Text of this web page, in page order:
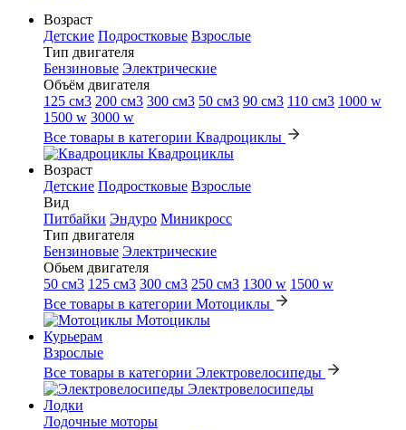
Возраст
Детские Подростковые Взрослые
Тип двигателя
Бензиновые Электрические
Объём двигателя
125 см3 200 см3 300 см3 50 см3 90 см3 110 см3 1000 w
1500 w 3000 w
Все товары в категории Квадроциклы
Квадроциклы
Возраст
Детские Подростковые Взрослые
Вид
Питбайки Эндуро Миникросс
Тип двигателя
Бензиновые Электрические
Обьем двигателя
50 см3 125 см3 300 см3 250 см3 1300 w 1500 w
Все товары в категории Мотоциклы
Мотоциклы
Курьерам
Взрослые
Все товары в категории Электровелосипеды
Электровелосипеды
Лодки
Лодочные моторы